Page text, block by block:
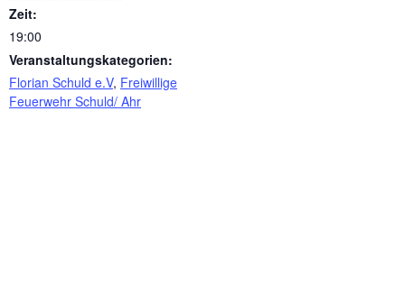
Zeit:
19:00
Veranstaltungskategorien:
Florian Schuld e.V, Freiwillige
Feuerwehr Schuld/ Ahr